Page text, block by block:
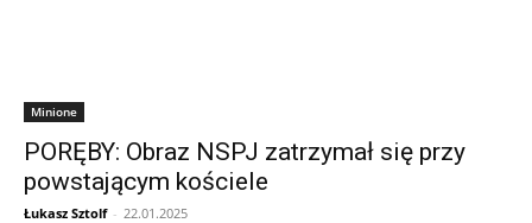
Minione
PORĘBY: Obraz NSPJ zatrzymał się przy
powstającym kościele
Łukasz Sztolf - 22.01.2025